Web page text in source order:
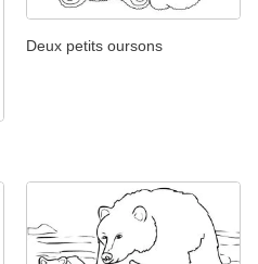
Deux petits oursons